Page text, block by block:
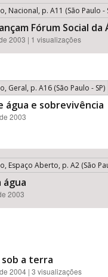
Nacional, p. A11 (São Paulo -
Fórum Social da
2003 | 1 visualizações
Geral, p. A16 (São Paulo - SP)
água e sobrevivência
2003
Espaço Aberto, p. A2 (São
água
2003
a terra
2004 | 3 visualizações